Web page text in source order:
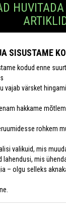
SISUSTAME
kodud enne
vajab värsket
hakkame
rohkem
valikuid, mis
lahendusi, mis
– olgu selleks